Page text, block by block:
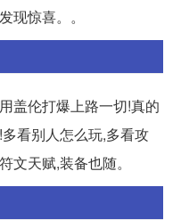
现惊喜。。
盖伦打爆上路一切!真的
看别人怎么玩,多看攻
文天赋,装备也随。